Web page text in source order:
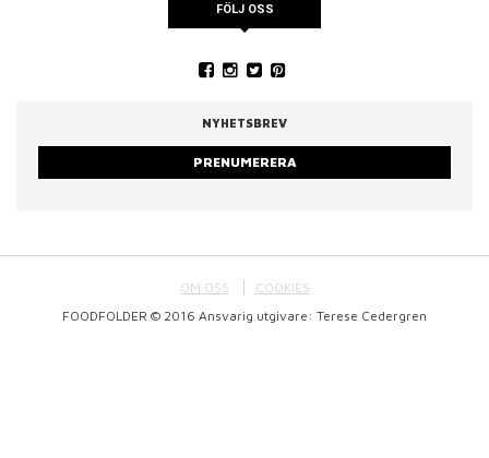
FÖLJ OSS
NYHETSBREV
PRENUMERERA
OM OSS
COOKIES
FOODFOLDER © 2016 Ansvarig utgivare: Terese Cedergren